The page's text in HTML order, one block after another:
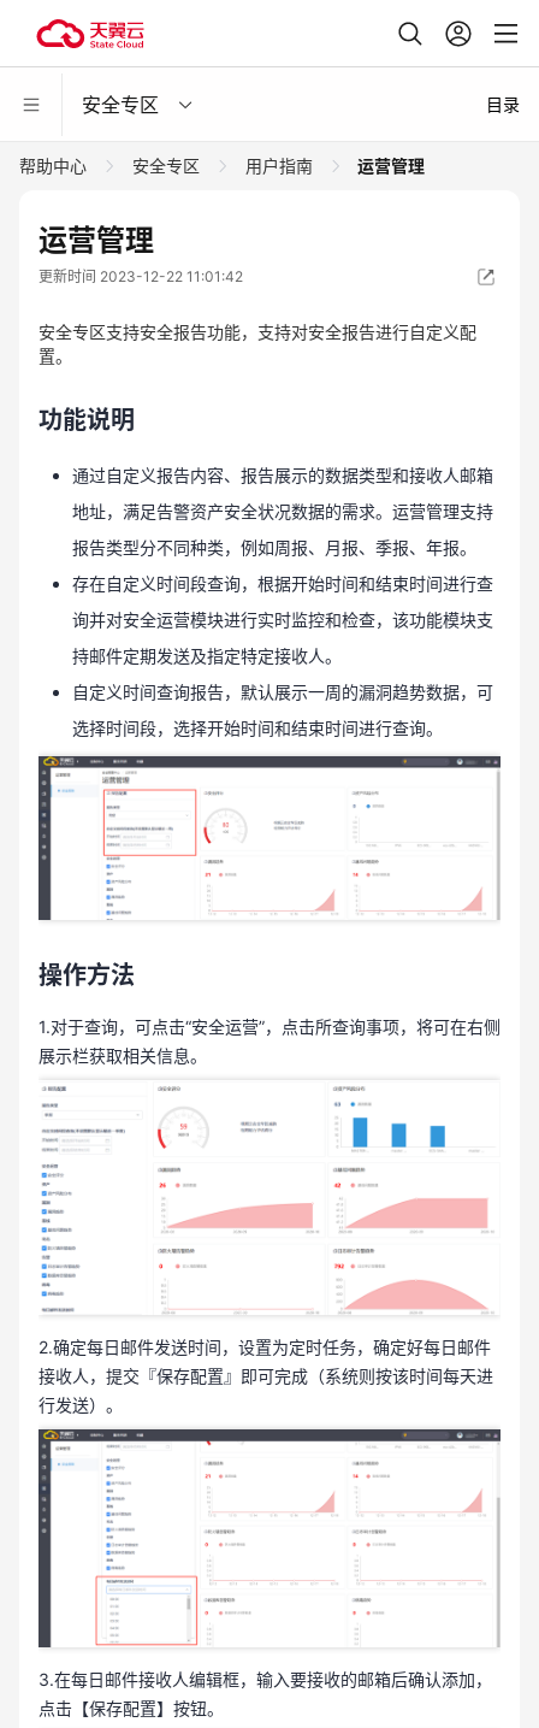
安全专区 目录
帮助中心 安全专区 用户指南 运营管理
运营管理
更新时间 2023-12-22 11:01:42
安全专区支持安全报告功能，支持对安全报告进行自定义配
置。
功能说明
通过自定义报告内容、报告展示的数据类型和接收人邮箱
地址，满足告警资产安全状况数据的需求。运营管理支持
报告类型分不同种类，例如周报、月报、季报、年报。
存在自定义时间段查询，根据开始时间和结束时间进行查
询并对安全运营模块进行实时监控和检查，该功能模块支
持邮件定期发送及指定特定接收人。
自定义时间查询报告，默认展示一周的漏洞趋势数据，可
选择时间段，选择开始时间和结束时间进行查询。
操作方法
1.对于查询，可点击“安全运营”，点击所查询事项，将可在右侧
展示栏获取相关信息。
2.确定每日邮件发送时间，设置为定时任务，确定好每日邮件
接收人，提交『保存配置』即可完成（系统则按该时间每天进
行发送）。
3.在每日邮件接收人编辑框，输入要接收的邮箱后确认添加，
点击【保存配置】按钮。